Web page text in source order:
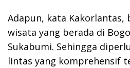
Adapun, kata Kakorlantas,
wisata yang berada di
Sukabumi. Sehingga
lintas yang komprehensif